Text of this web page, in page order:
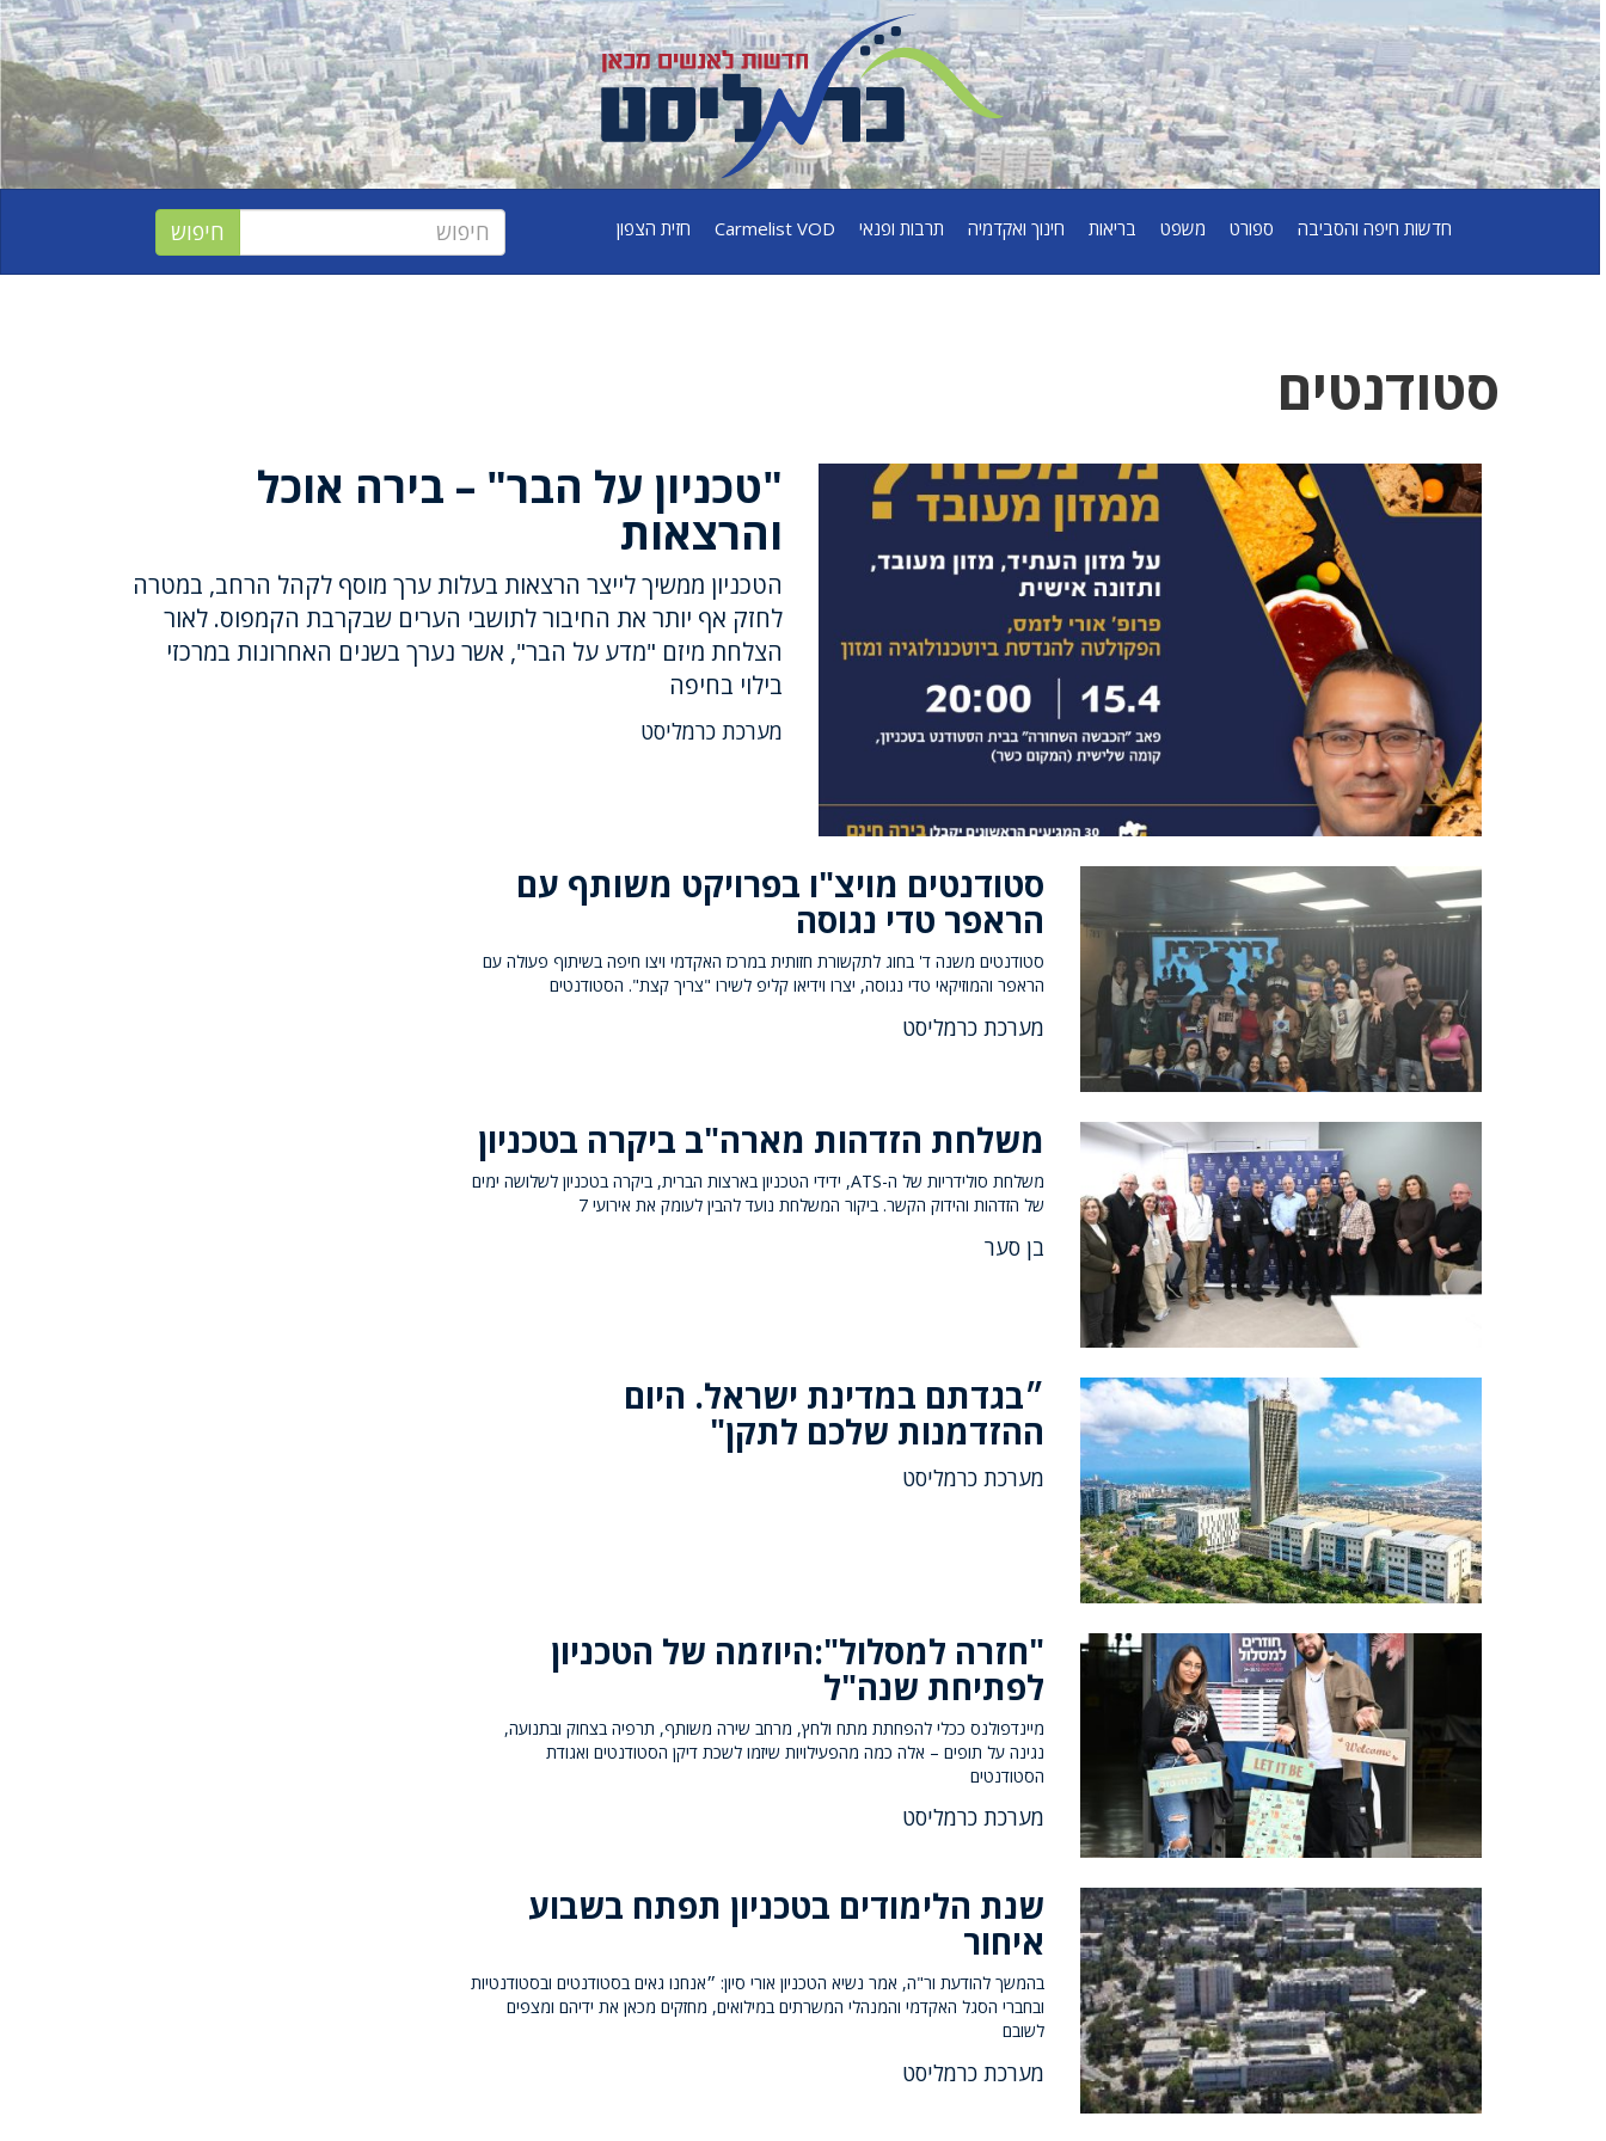
חדשות חיפה והסביבה ספורט משפט בריאות חינוך ואקדמיה תרבות ופנאי Carmelist VOD חזית הצפון
סטודנטים
"טכניון על הבר" – בירה אוכל
והרצאות
הטכניון ממשיך לייצר הרצאות בעלות ערך מוסף לקהל הרחב, במטרה
לחזק אף יותר את החיבור לתושבי הערים שבקרבת הקמפוס. לאור
הצלחת מיזם "מדע על הבר", אשר נערך בשנים האחרונות במרכזי
בילוי בחיפה
מערכת כרמליסט
סטודנטים מויצ"ו בפרויקט משותף עם
הראפר טדי נגוסה
סטודנטים משנה ד' בחוג לתקשורת חזותית במרכז האקדמי ויצו חיפה בשיתוף פעולה עם
הראפר והמוזיקאי טדי נגוסה, יצרו וידיאו קליפ לשירו "צריך קצת". הסטודנטים
מערכת כרמליסט
משלחת הזדהות מארה"ב ביקרה בטכניון
משלחת סולידריות של ה-ATS, ידידי הטכניון בארצות הברית, ביקרה בטכניון לשלושה ימים
של הזדהות והידוק הקשר. ביקור המשלחת נועד להבין לעומק את אירועי 7
בן סער
״בגדתם במדינת ישראל. היום
ההזדמנות שלכם לתקן"
מערכת כרמליסט
"חזרה למסלול":היוזמה של הטכניון
לפתיחת שנה"ל
מיינדפולנס ככלי להפחתת מתח ולחץ, מרחב שירה משותף, תרפיה בצחוק ובתנועה,
נגינה על תופים – אלה כמה מהפעילויות שיזמו לשכת דיקן הסטודנטים ואגודת
הסטודנטים
מערכת כרמליסט
שנת הלימודים בטכניון תפתח בשבוע
איחור
בהמשך להודעת ור"ה, אמר נשיא הטכניון אורי סיון: ״אנחנו גאים בסטודנטים ובסטודנטיות
ובחברי הסגל האקדמי והמנהלי המשרתים במילואים, מחזקים מכאן את ידיהם ומצפים
לשובם
מערכת כרמליסט